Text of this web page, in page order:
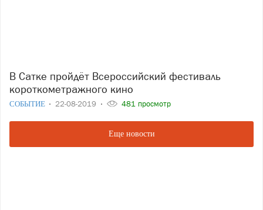
В Сатке пройдёт Всероссийский фестиваль
короткометражного кино
СОБЫТИЕ 22-08-2019 481 просмотр
Еще новости